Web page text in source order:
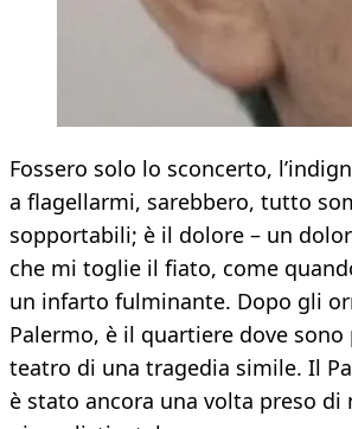
Fossero solo lo sconcerto,
a flagellarmi, sarebbero, tutto
sopportabili; è il dolore – un
che mi toglie il fiato, come
un infarto fulminante. Dopo gli
Palermo, è il quartiere dove sono
teatro di una tragedia simile. Il
è stato ancora una volta preso di